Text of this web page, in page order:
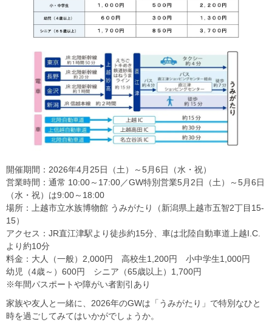
開催期間：2026年4月25日（土）～5月6日（水・祝）
営業時間：通常 10:00～17:00／GW特別営業5月2日（土）～5月6日
（水・祝）は9:00～18:00
場所：上越市立水族博物館 うみがたり（新潟県上越市五智2丁目15-
15）
アクセス：JR直江津駅より徒歩約15分、車は北陸自動車道上越I.C.
より約10分
料金：大人（一般）2,000円 高校生1,200円 小中学生1,000円
幼児（4歳～）600円 シニア（65歳以上）1,700円
※年間パスポートや障がい者割引あり
家族や友人と一緒に、2026年のGWは「うみがたり」で特別なひと
時を過ごしてみてはいかがでしょうか。